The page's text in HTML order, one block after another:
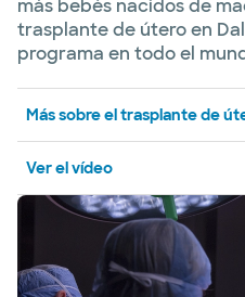
más bebés nacidos de
trasplante de útero en
programa en todo el
Más sobre el trasplante de
Ver el vídeo